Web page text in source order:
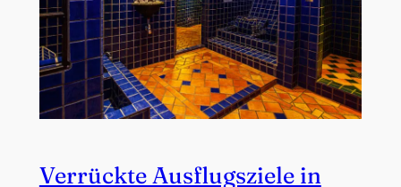
Verrückte Ausflugsziele in